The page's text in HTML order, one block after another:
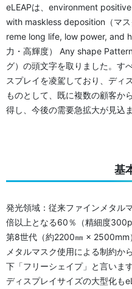
eLEAPは、environment
with maskless deposition（マ
reme long life, low power, and
力・高輝度） Any shape
グ）の頭文字を取りました。す
スプレイを凌駕しており、ディ
ものとして、既に複数の顧客か
得し、今後の需要急拡大が見込
基
発光領域：従来ファインメタル
倍以上となる60％（精細度
第8世代（約2200㎜ × 2500mm
メタルマスク使用による制約か
下「フリーシェイプ」と言いま
ディスプレイサイズの大型化も